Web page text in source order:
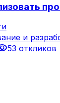
и
53 откликов